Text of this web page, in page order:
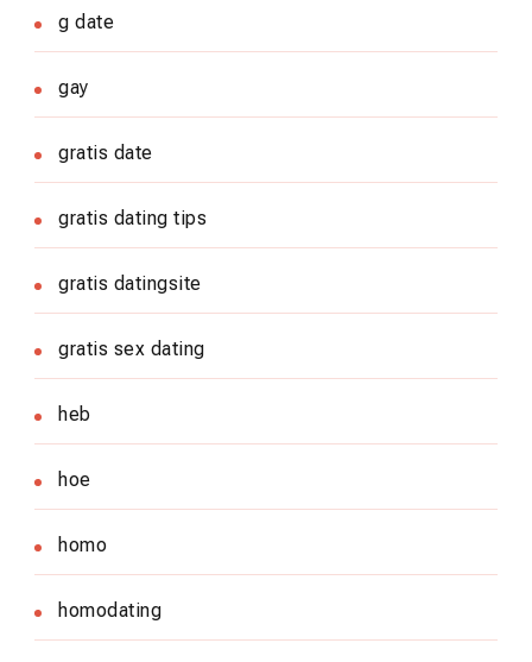
g date
gay
gratis date
gratis dating tips
gratis datingsite
gratis sex dating
heb
hoe
homo
homodating